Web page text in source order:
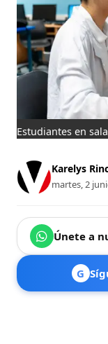
Estudiantes en
Karelys
martes, 2
Únete a
G